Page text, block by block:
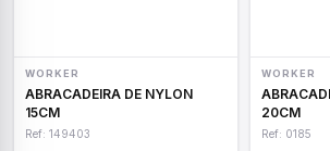
WORKER
ABRACADEIRA DE NYLON
15CM
Ref: 149403
WORKER
20CM
Ref: 0185